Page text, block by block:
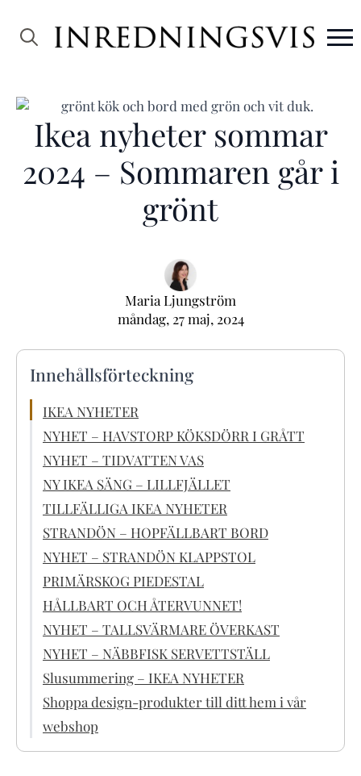
Ikea nyheter sommar
2024 – Sommaren går i
grönt
Maria Ljungström
måndag, 27 maj, 2024
Innehållsförteckning
IKEA NYHETER
NYHET – HAVSTORP KÖKSDÖRR I GRÅTT
NYHET – TIDVATTEN VAS
NY IKEA SÄNG – LILLFJÄLLET
TILLFÄLLIGA IKEA NYHETER
STRANDÖN – HOPFÄLLBART BORD
NYHET – STRANDÖN KLAPPSTOL
PRIMÄRSKOG PIEDESTAL
HÅLLBART OCH ÅTERVUNNET!
NYHET – TALLSVÄRMARE ÖVERKAST
NYHET – NÄBBFISK SERVETTSTÄLL
Slusummering – IKEA NYHETER
Shoppa design-produkter till ditt hem i vår
webshop